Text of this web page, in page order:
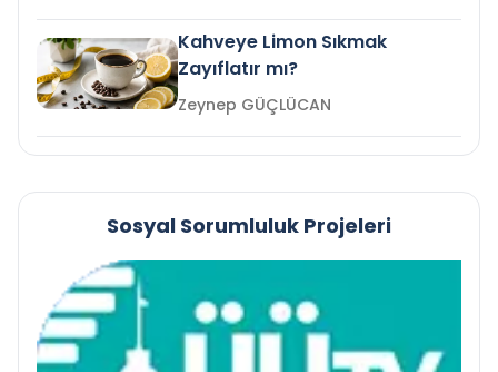
Kahveye Limon Sıkmak
Zayıflatır mı?
Zeynep GÜÇLÜCAN
Sosyal Sorumluluk Projeleri